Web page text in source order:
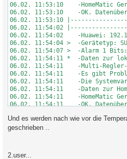
06.02. 11:53:10    -HomeMatic
06.02. 11:53:10    -OK.
06.02. 11:53:10
06.02. 11:54:02
06.02. 11:54:02    -Huawei:
06.02. 11:54:04 >  -Gerätetyp:
06.02. 11:54:07 >  -Alarm 1 Bits:
06.02. 11:54:11 *  -Daten zur
06.02. 11:54:11    -Multi-Regler-
06.02. 11:54:11    -Es gibt
06.02. 11:54:11    -Die
06.02. 11:54:11    -Daten zur
06.02. 11:54:11    -HomeMatic
06.02. 11:54:11    -OK.
06.02. 11:55:01
06.02. 11:55:01    -Huawei:
Und es werden nach wie vor die
geschrieben ..
2.user...